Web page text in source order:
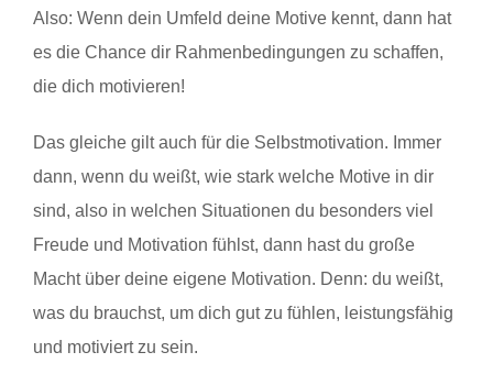
Also: Wenn dein Umfeld deine Motive kennt, dann hat
es die Chance dir Rahmenbedingungen zu schaffen,
die dich motivieren!
Das gleiche gilt auch für die Selbstmotivation. Immer
dann, wenn du weißt, wie stark welche Motive in dir
sind, also in welchen Situationen du besonders viel
Freude und Motivation fühlst, dann hast du große
Macht über deine eigene Motivation. Denn: du weißt,
was du brauchst, um dich gut zu fühlen, leistungsfähig
und motiviert zu sein.